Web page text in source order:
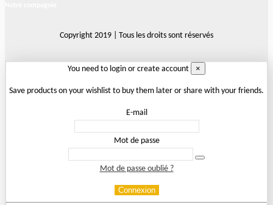
Copyright 2019 | Tous les droits sont réservés
You need to login or create account ×
Save products on your wishlist to buy them later or share with your friends.
E-mail
Mot de passe
Mot de passe oublié ?
Connexion